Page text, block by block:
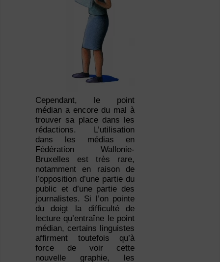
Cependant, le point
médian a encore du mal à
trouver sa place dans les
rédactions. L’utilisation
dans les médias en
Fédération Wallonie-
Bruxelles est très rare,
notamment en raison de
l’opposition d’une partie du
public et d’une partie des
journalistes. Si l’on pointe
du doigt la difficulté de
lecture qu’entraîne le point
médian, certains linguistes
affirment toutefois qu’à
force de voir cette
nouvelle graphie, les